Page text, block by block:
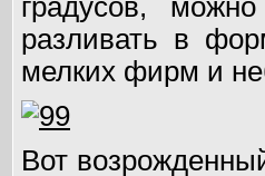
градусов,
разливать в
мелких фирм и
Вот